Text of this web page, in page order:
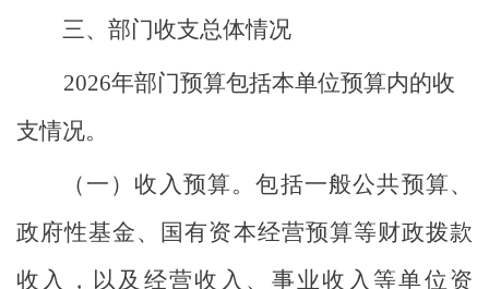
三、 部门收支总体情况
2026年部门预算包括本单位预算内的收
支情况。
（一） 收入预算。包括一般公共预算、
政府性基金、国有资本经营预算等财政拨款
收入，以及经营收入、事业收入等单位资